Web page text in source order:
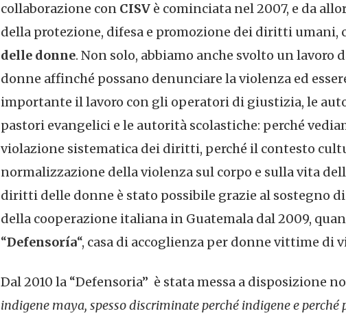
collaborazione con CISV è cominciata nel 2007, e da
della protezione, difesa e promozione dei diritti umani,
delle donne. Non solo, abbiamo anche svolto un lavoro
donne affinché possano denunciare la violenza ed
importante il lavoro con gli operatori di giustizia, le
pastori evangelici e le autorità scolastiche: perché
violazione sistematica dei diritti, perché il contesto
normalizzazione della violenza sul corpo e sulla vita
diritti delle donne è stato possibile grazie al sostegno
della cooperazione italiana in Guatemala dal 2009,
“Defensoría“, casa di accoglienza per donne vittime di
Dal 2010 la “Defensoria” è stata messa a disposizione
indigene maya, spesso discriminate perché indigene e perché